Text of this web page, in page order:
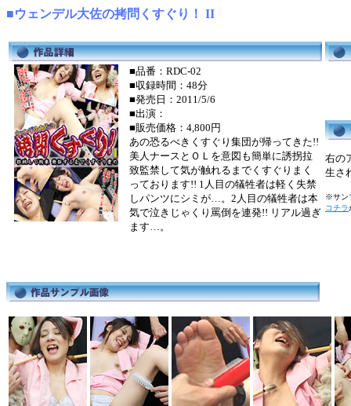
■ウェンデル大佐の拷問くすぐり！ II
■品番：RDC-02
■収録時間：48分
■発売日：2011/5/6
■出演：
■販売価格：4,800円
あの恐るべきくすぐり集団が帰ってきた!!
美人ナースとＯＬを意図も簡単に誘拐拉
致監禁して気が触れるまでくすぐりまく
っております!! 1人目の犠牲者は軽く失禁
しパンツにシミが…。2人目の犠牲者は本
気で泣きじゃくり罵倒を連発!! リアル過ぎ
ます…。
右の
生さ
※サン
コチラ